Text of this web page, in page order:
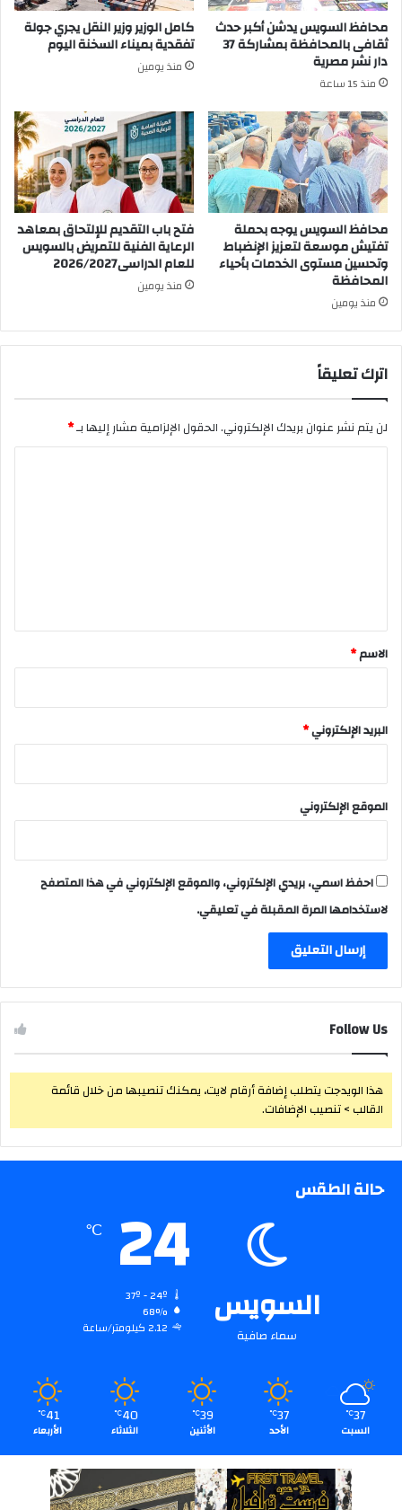
محافظ السويس يدشن أكبر حدث
ثقافى بالمحافظة بمشاركة 37
دار نشر مصرية
منذ 15 ساعة
كامل الوزير وزير النقل يجري جولة
تفقدية بميناء السخنة اليوم
منذ يومين
محافظ السويس يوجه بحملة
تفتيش موسعة لتعزيز الإنضباط
وتحسين مستوى الخدمات بأحياء
المحافظة
منذ يومين
فتح باب التقديم للإلتحاق بمعاهد
الرعاية الفنية للتمريض بالسويس
للعام الدراسى2026/2027
منذ يومين
اترك تعليقاً
لن يتم نشر عنوان بريدك الإلكتروني.الحقول الإلزامية مشار إليها بـ*
*
الاسم*
البريد الإلكتروني*
الموقع الإلكتروني
احفظ اسمي، بريدي الإلكتروني، والموقع الإلكتروني في هذا المتصفح
لاستخدامها المرة المقبلة في تعليقي.
Follow Us
هذا الويدجت يتطلب إضافة أرقام لايت، يمكنك تنصيبها من خلال قائمة
القالب > تنصيب الإضافات.
حالة الطقس
السويس
سماء صافية
24
℃
68%
2.12 كيلومتر/ساعة
37
℃
السبت
37
℃
الأحد
39
℃
الأثنين
40
℃
الثلاثاء
41
℃
الأربعاء